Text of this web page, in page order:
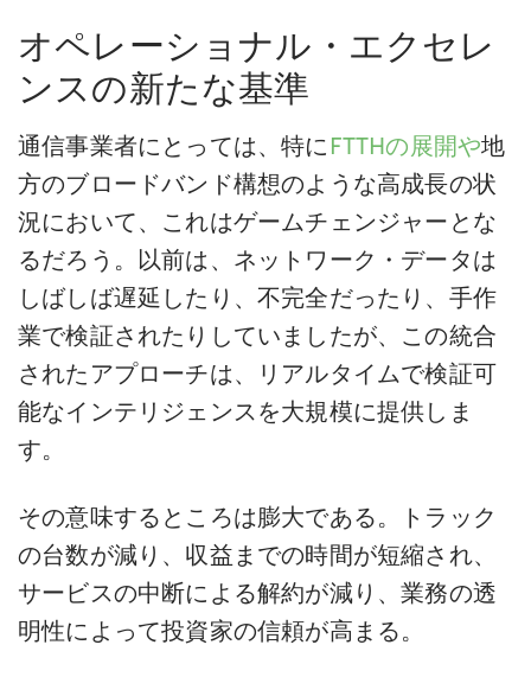
オペレーショナル・エクセレ
ンスの新たな基準
通信事業者にとっては、特にFTTHの展開や地
方のブロードバンド構想のような高成長の状
況において、これはゲームチェンジャーとな
るだろう。以前は、ネットワーク・データは
しばしば遅延したり、不完全だったり、手作
業で検証されたりしていましたが、この統合
されたアプローチは、リアルタイムで検証可
能なインテリジェンスを大規模に提供しま
す。
その意味するところは膨大である。トラック
の台数が減り、収益までの時間が短縮され、
サービスの中断による解約が減り、業務の透
明性によって投資家の信頼が高まる。